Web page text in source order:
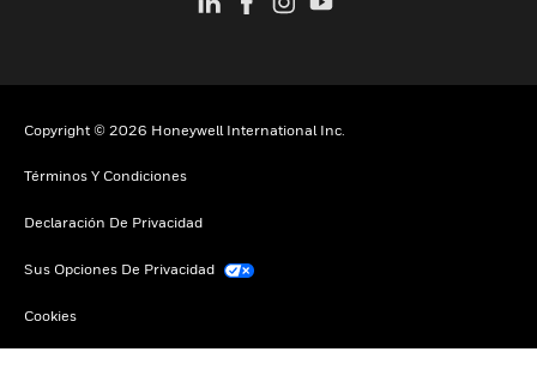
Copyright © 2026 Honeywell International Inc.
Términos Y Condiciones
Declaración De Privacidad
Sus Opciones De Privacidad
Cookies